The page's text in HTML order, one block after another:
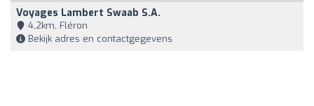
Voyages Lambert Swaab S.a.
4,2km, Fléron
Bekijk adres en contactgegevens